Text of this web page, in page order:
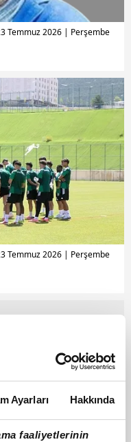
Ayarları Hakkında
faaliyetlerinin
Temmuz 2026 | Perşembe
Temmuz 2026 | Perşembe